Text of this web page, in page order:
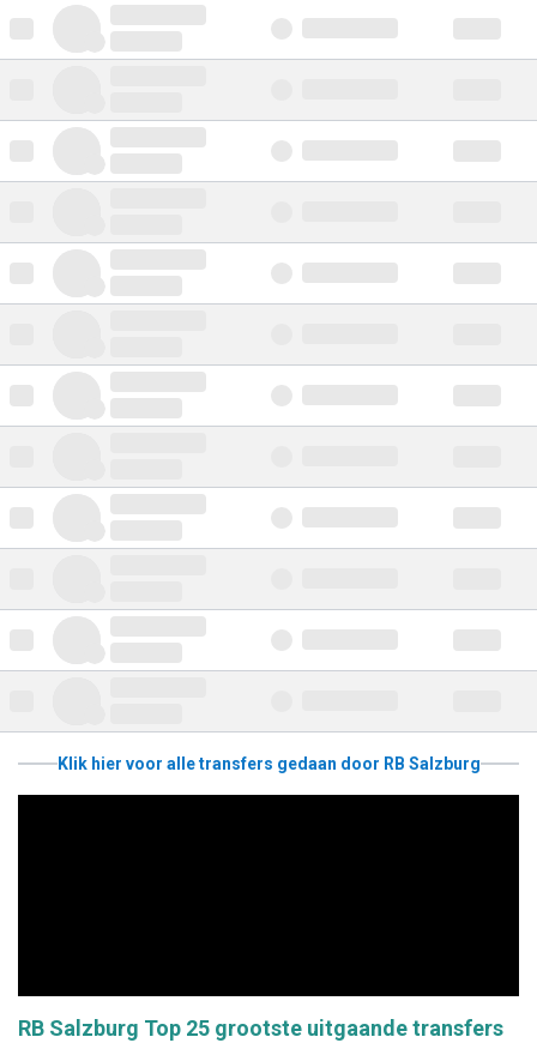
Klik hier voor alle transfers gedaan door RB Salzburg
RB Salzburg Top 25 grootste uitgaande transfers